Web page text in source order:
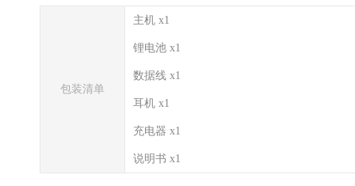
包装清单
主机 x1
锂电池 x1
数据线 x1
耳机 x1
充电器 x1
说明书 x1